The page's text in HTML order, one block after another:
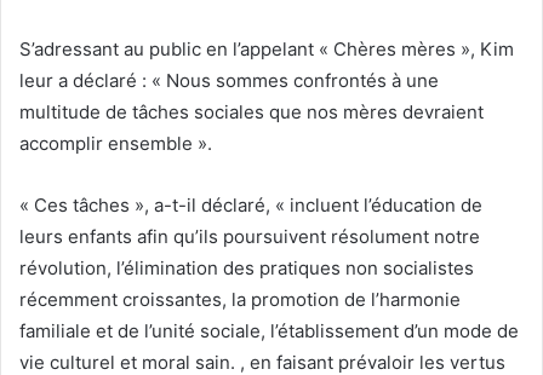
S’adressant au public en l’appelant « Chères mères », Kim
leur a déclaré : « Nous sommes confrontés à une
multitude de tâches sociales que nos mères devraient
accomplir ensemble ».
« Ces tâches », a-t-il déclaré, « incluent l’éducation de
leurs enfants afin qu’ils poursuivent résolument notre
révolution, l’élimination des pratiques non socialistes
récemment croissantes, la promotion de l’harmonie
familiale et de l’unité sociale, l’établissement d’un mode de
vie culturel et moral sain. , en faisant prévaloir les vertus